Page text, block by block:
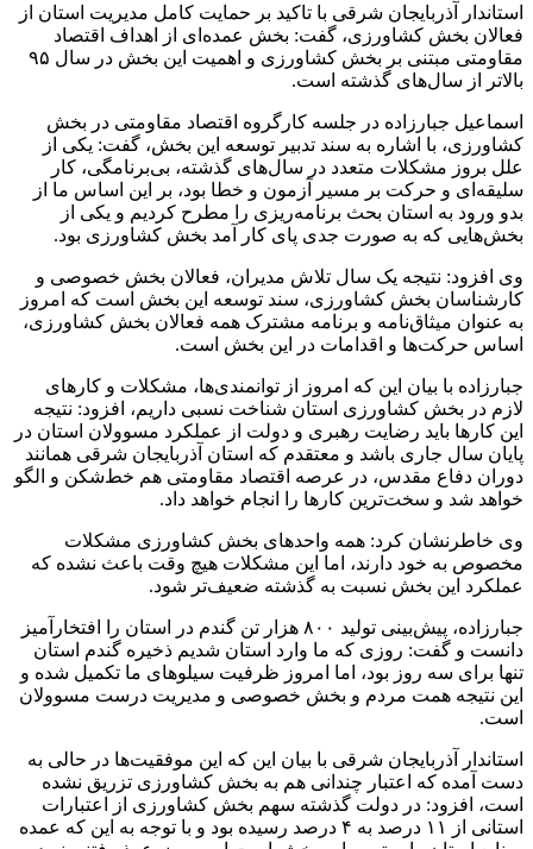
استاندار آذربایجان شرقی با تاکید بر حمایت کامل مدیریت استان از
فعالان بخش کشاورزی، گفت: بخش عمده‌ای از اهداف اقتصاد
مقاومتی مبتنی بر بخش کشاورزی و اهمیت این بخش در سال ۹۵
بالاتر از سال‌های گذشته است.
اسماعیل جبارزاده در جلسه کارگروه اقتصاد مقاومتی در بخش
کشاورزی، با اشاره به سند تدبیر توسعه این بخش، گفت: یکی از
علل بروز مشکلات متعدد در سال‌های گذشته، بی‌برنامگی، کار
سلیقه‌ای و حرکت بر مسیر آزمون و خطا بود، بر این اساس ما از
بدو ورود به استان بحث برنامه‌ریزی را مطرح کردیم و یکی از
بخش‌هایی که به صورت جدی پای کار آمد بخش کشاورزی بود.
وی افزود: نتیجه یک سال تلاش مدیران، فعالان بخش خصوصی و
کارشناسان بخش کشاورزی، سند توسعه این بخش است که امروز
به عنوان میثاق‌نامه و برنامه مشترک همه فعالان بخش کشاورزی،
اساس حرکت‌ها و اقدامات در این بخش است.
جبارزاده با بیان این که امروز از توانمندی‌ها، مشکلات و کارهای
لازم در بخش کشاورزی استان شناخت نسبی داریم، افزود: نتیجه
این کارها باید رضایت رهبری و دولت از عملکرد مسوولان استان در
پایان سال جاری باشد و معتقدم که استان آذربایجان شرقی همانند
دوران دفاع مقدس، در عرصه اقتصاد مقاومتی هم خط‌شکن و الگو
خواهد شد و سخت‌ترین کارها را انجام خواهد داد.
وی خاطرنشان کرد: همه واحدهای بخش کشاورزی مشکلات
مخصوص به خود دارند، اما این مشکلات هیچ وقت باعث نشده که
عملکرد این بخش نسبت به گذشته ضعیف‌تر شود.
جبارزاده، پیش‌بینی تولید ۸۰۰ هزار تن گندم در استان را افتخارآمیز
دانست و گفت: روزی که ما وارد استان شدیم ذخیره گندم استان
تنها برای سه روز بود، اما امروز ظرفیت سیلوهای ما تکمیل شده و
این نتیجه همت مردم و بخش خصوصی و مدیریت درست مسوولان
است.
استاندار آذربایجان شرقی با بیان این که این موفقیت‌ها در حالی به
دست آمده که اعتبار چندانی هم به بخش کشاورزی تزریق نشده
است، افزود: در دولت گذشته سهم بخش کشاورزی از اعتبارات
استانی از ۱۱ درصد به ۴ درصد رسیده بود و با توجه به این که عمده